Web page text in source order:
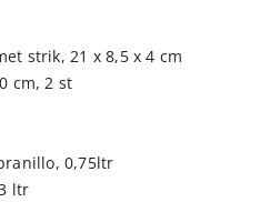
strik, 21 x 8,5 x 4 cm
cm, 2 st
0,75ltr
ltr